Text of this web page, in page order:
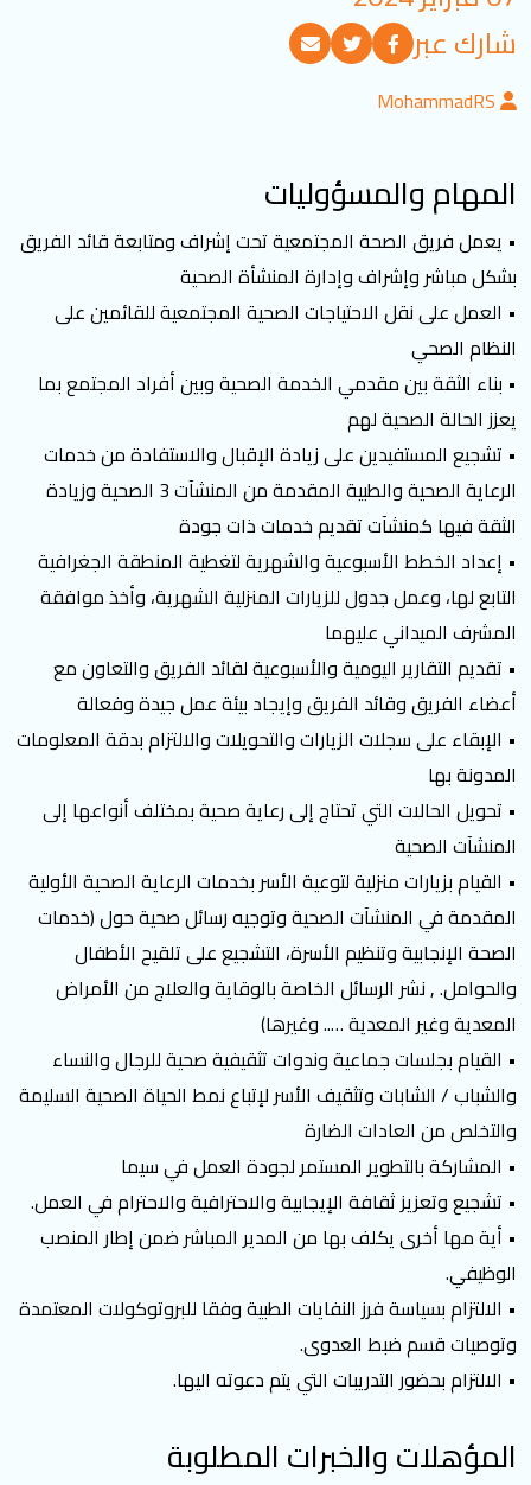
تسجيل الدخول
العربية
تابعنا
شارك عبر
MohammadRS
المهام والمسؤوليات
• يعمل فريق الصحة المجتمعية تحت إشراف ومتابعة قائد الفريق
بشكل مباشر وإشراف وإدارة المنشأة الصحية
• العمل على نقل الاحتياجات الصحية المجتمعية للقائمين على
النظام الصحي
• بناء الثقة بين مقدمي الخدمة الصحية وبين أفراد المجتمع بما
يعزز الحالة الصحية لهم
• تشجيع المستفيدين على زيادة الإقبال والاستفادة من خدمات
الرعاية الصحية والطبية المقدمة من المنشآت 3 الصحية وزيادة
الثقة فيها كمنشآت تقديم خدمات ذات جودة
• إعداد الخطط الأسبوعية والشهرية لتغطية المنطقة الجغرافية
التابع لها، وعمل جدول للزيارات المنزلية الشهرية، وأخذ موافقة
المشرف الميداني عليهما
• تقديم التقارير اليومية والأسبوعية لقائد الفريق والتعاون مع
أعضاء الفريق وقائد الفريق وإيجاد بيئة عمل جيدة وفعالة
• الإبقاء على سجلات الزيارات والتحويلات والالتزام بدقة المعلومات
المدونة بها
• تحويل الحالات التي تحتاج إلى رعاية صحية بمختلف أنواعها إلى
المنشآت الصحية
• القيام بزيارات منزلية لتوعية الأسر بخدمات الرعاية الصحية الأولية
المقدمة في المنشآت الصحية وتوجيه رسائل صحية حول (خدمات
الصحة الإنجابية وتنظيم الأسرة، التشجيع على تلقيح الأطفال
والحوامل. , نشر الرسائل الخاصة بالوقاية والعلاج من الأمراض
المعدية وغير المعدية ….. وغيرها)
• القيام بجلسات جماعية وندوات تثقيفية صحية للرجال والنساء
والشباب / الشابات وتثقيف الأسر لإتباع نمط الحياة الصحية السليمة
والتخلص من العادات الضارة
• المشاركة بالتطوير المستمر لجودة العمل في سيما
• تشجيع وتعزيز ثقافة الإيجابية والاحترافية والاحترام في العمل.
• أية مها أخرى يكلف بها من المدير المباشر ضمن إطار المنصب
الوظيفي.
• الالتزام بسياسة فرز النفايات الطبية وفقا للبروتوكولات المعتمدة
وتوصيات قسم ضبط العدوى.
• الالتزام بحضور التدريبات التي يتم دعوته اليها.
المؤهلات والخبرات المطلوبة